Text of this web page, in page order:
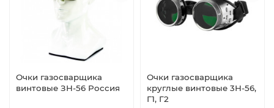
Очки газосварщика
винтовые ЗН-56 Россия
Очки газосварщика
круглые винтовые 3Н-56,
Г1, Г2